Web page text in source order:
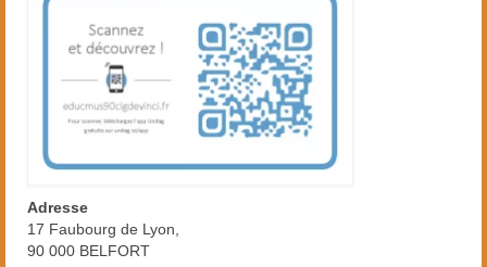
Adresse
17 Faubourg de Lyon,
90 000 BELFORT